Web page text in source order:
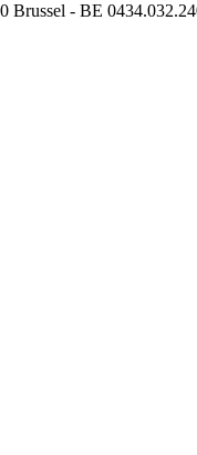
Brussel - BE